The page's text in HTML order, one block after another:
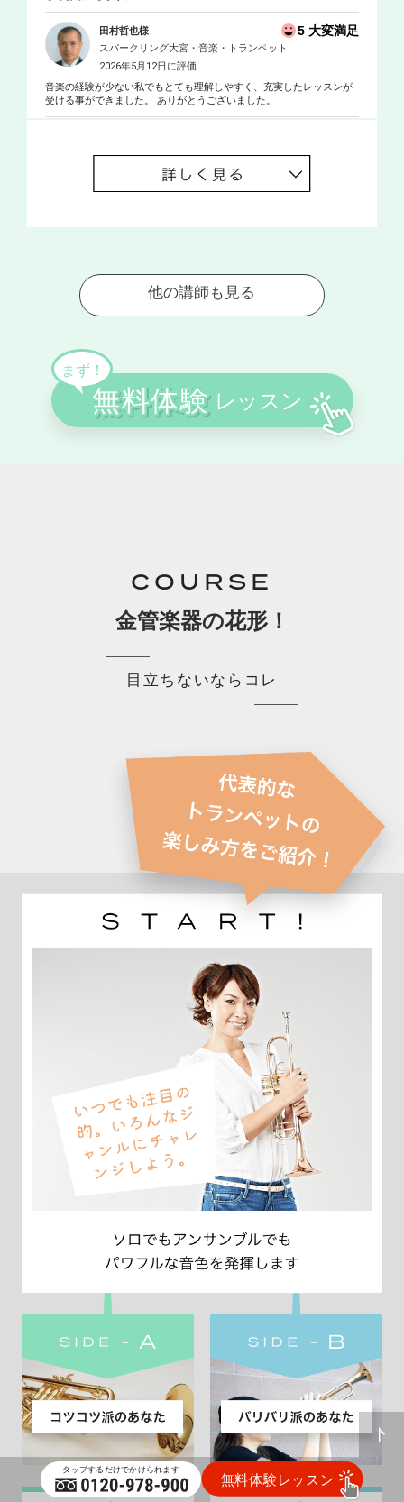
田村哲也様 5 大変満足
スパークリング大宮・音楽・トランペット
2026年5月12日に評価
音楽の経験が少ない私でもとても理解しやすく、充実したレッスンが
受ける事ができました。 ありがとうございました。
COURSE
金管楽器の花形！
目立ちないならコレ